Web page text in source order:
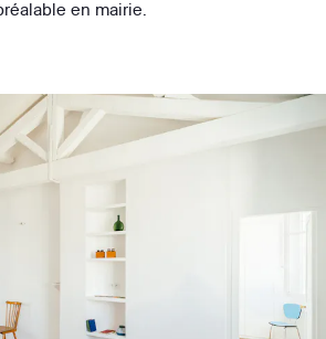
en mairie.